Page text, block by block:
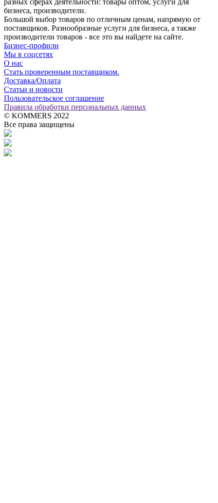
разных сферах деятельности: товары оптом, услуги для
бизнеса, производители.
Большой выбор товаров по отличным ценам, напрямую от
поставщиков. Разнообразные услуги для бизнеса, а также
производители товаров - все это вы найдете на сайте.
Бизнес-профили
Мы в соцсетях
О нас
Стать проверенным поставщиком.
Доставка/Оплата
Статьи и новости
Пользовательское соглашение
Правила обработки персональных данных
© KOMMERS 2022
Все права защищены